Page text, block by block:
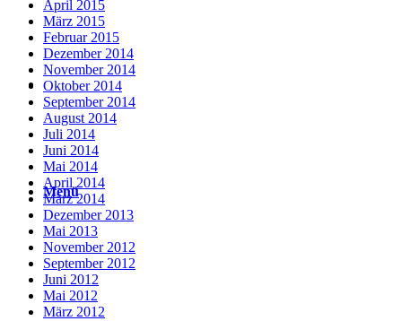
Suche
MenüMenü
April 2015
März 2015
Februar 2015
Dezember 2014
November 2014
Oktober 2014
September 2014
August 2014
Juli 2014
Juni 2014
Mai 2014
April 2014
März 2014
Dezember 2013
Mai 2013
November 2012
September 2012
Juni 2012
Mai 2012
März 2012